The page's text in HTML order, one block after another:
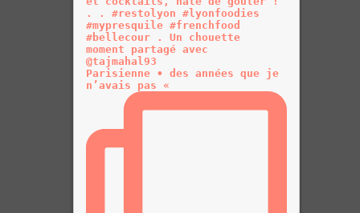
Parisienne • des années que je
n’avais pas «